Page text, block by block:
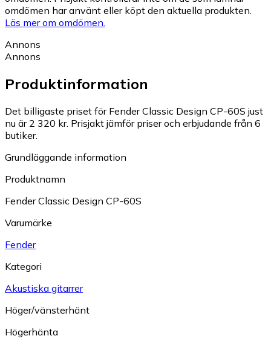
omdömen har använt eller köpt den aktuella produkten.
Läs mer om omdömen.
Annons
Annons
Produktinformation
Det billigaste priset för Fender Classic Design CP-60S just
nu är 2 320 kr. Prisjakt jämför priser och erbjudande från 6
butiker.
Grundläggande information
Produktnamn
Fender Classic Design CP-60S
Varumärke
Fender
Kategori
Akustiska gitarrer
Höger/vänsterhänt
Högerhänta